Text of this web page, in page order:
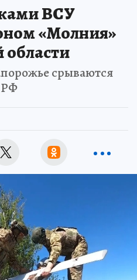
ВСУ
«Молния»
срываются
РФ